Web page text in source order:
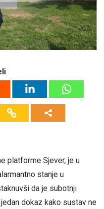
platforme Sjever, je u
stanje u
da je subotnji
dokaz kako sustav ne